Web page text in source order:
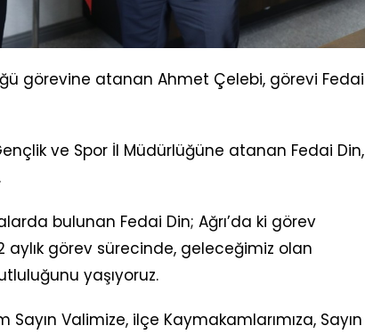
görevine atanan Ahmet Çelebi, görevi Fedai
ve Spor İl Müdürlüğüne atanan Fedai Din,
bulunan Fedai Din; Ağrı’da ki görev
aylık görev sürecinde, geleceğimiz olan
yaşıyoruz.
Sayın Valimize, ilçe Kaymakamlarımıza, Sayın